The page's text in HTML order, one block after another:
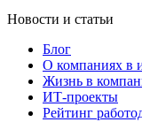
Новости и статьи
Блог
О компаниях в
Жизнь в
ИТ-проекты
Рейтинг